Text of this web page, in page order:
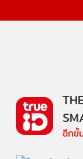
อีกขั้